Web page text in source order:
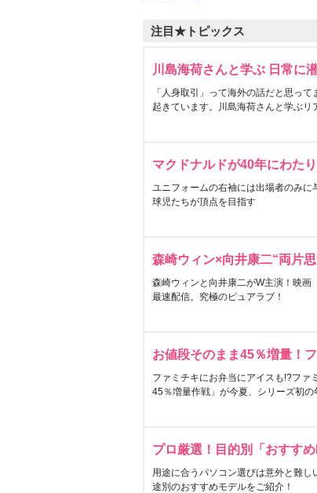
注目★トピックス
川島海荷さんと学ぶ 日常に
「人身取引」って海外の話だと思っ
起きています。川島海荷さんと学ぶリ
マクドナルドが40年にわた
ユニフォームの右袖には出場者のみ
球児たちが頂点を目指す
森崎ウィン×向井康二“両片
森崎ウィンと向井康二がW主演！映画
最速配信。究極のピュアラブ！
お値段そのまま45％増量！
ファミチキにお弁当にアイスも!?ファ
45％増量作戦」が今夏、シリーズ初の
プロ厳選！目的別「おすす
用途に合うパソコン選びは意外と難
途別のおすすめモデルをご紹介！